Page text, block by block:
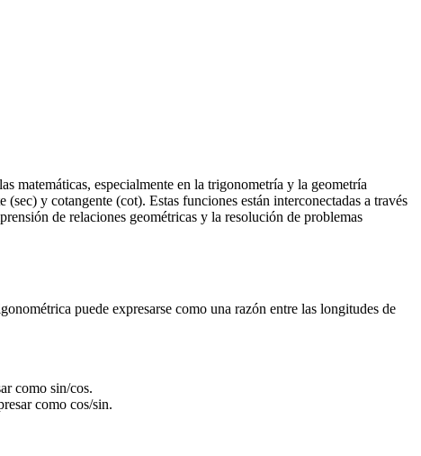
matemáticas, especialmente en la trigonometría y la geometría
y cotangente (cot). Estas funciones están interconectadas a través
de relaciones geométricas y la resolución de problemas
puede expresarse como una razón entre las longitudes de
como sin/cos.
como cos/sin.